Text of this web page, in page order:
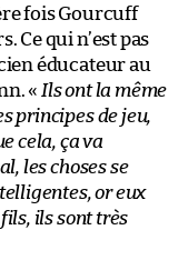
fois Gourcuff
Ce qui n’est pas
éducateur au
« Ils ont la même
principes de jeu,
cela, ça va
les choses se
or eux
ils sont très